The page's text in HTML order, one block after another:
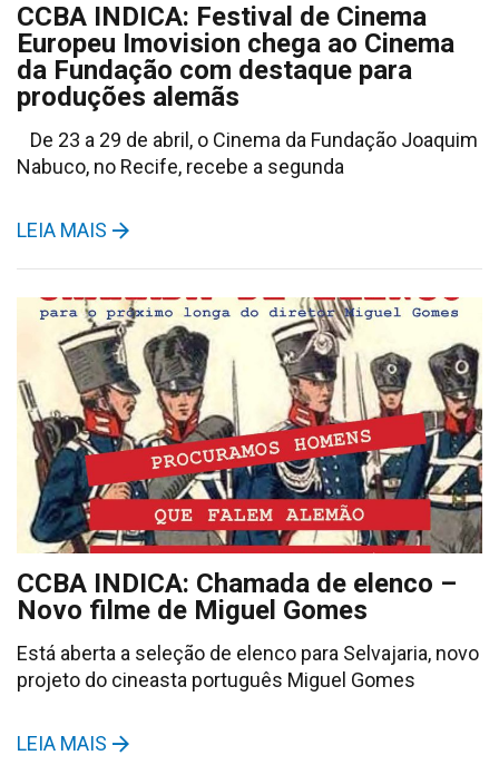
CCBA INDICA: Festival de Cinema
Europeu Imovision chega ao Cinema
da Fundação com destaque para
produções alemãs
De 23 a 29 de abril, o Cinema da Fundação Joaquim
Nabuco, no Recife, recebe a segunda
LEIA MAIS
CCBA INDICA: Chamada de elenco –
Novo filme de Miguel Gomes
Está aberta a seleção de elenco para Selvajaria, novo
projeto do cineasta português Miguel Gomes
LEIA MAIS